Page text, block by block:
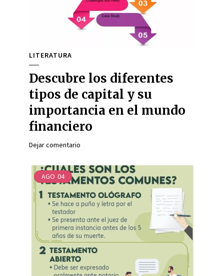
LITERATURA
Descubre los diferentes
tipos de capital y su
importancia en el mundo
financiero
Dejar comentario
AGO 04